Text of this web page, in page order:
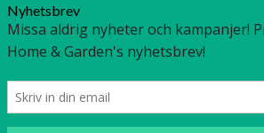
Nyhetsbrev